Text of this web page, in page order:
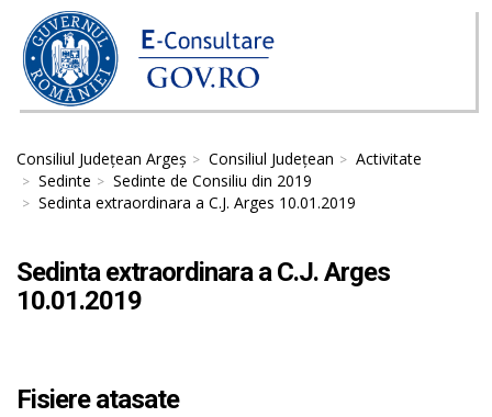
Consiliul Județean Argeș Consiliul Județean
Activitate
Sedinte
Sedinte de Consiliu din 2019
Sedinta extraordinara a C.J. Arges 10.01.2019
Sedinta extraordinara a C.J. Arges
10.01.2019
Fisiere atasate